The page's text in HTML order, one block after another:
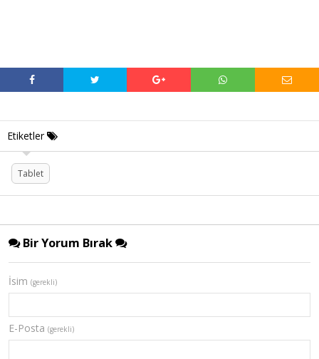
Etiketler
Tablet
Bir Yorum Bırak
İsim (gerekli)
E-Posta (gerekli)